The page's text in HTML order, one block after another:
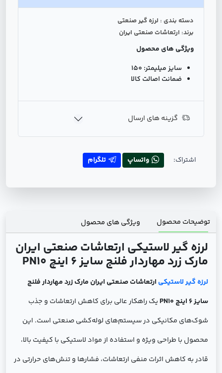
دسته بندی : لرزه گیر صنعتی
برند: ارتعاشات صنعتی ایران
ویژگی های محصول
سایز میلیمتر: 150
ضمانت اصالت کالا
گزینه های ارسال
اشتراک: واتساپ تلگرام
توضیحات محصول ویژگی های محصول
لرزه گیر لاستیکی ارتعاشات صنعتی ایران
مارک زرد مهاردار فلنج سایز 6 اینچ PN10
لرزه گیر لاستیکی ارتعاشات صنعتی ایران مارک زرد مهاردار فلنج
سایز 6 اینچ PN10
یک راهکار عالی برای کاهش ارتعاشات و جذب
شوک‌های مکانیکی در سیستم‌های لوله‌کشی صنعتی است. این
محصول با طراحی ویژه و استفاده از مواد لاستیکی با کیفیت بالا،
قادر به کاهش اثرات منفی ارتعاشات، فشارها و تنش‌های حرارتی در